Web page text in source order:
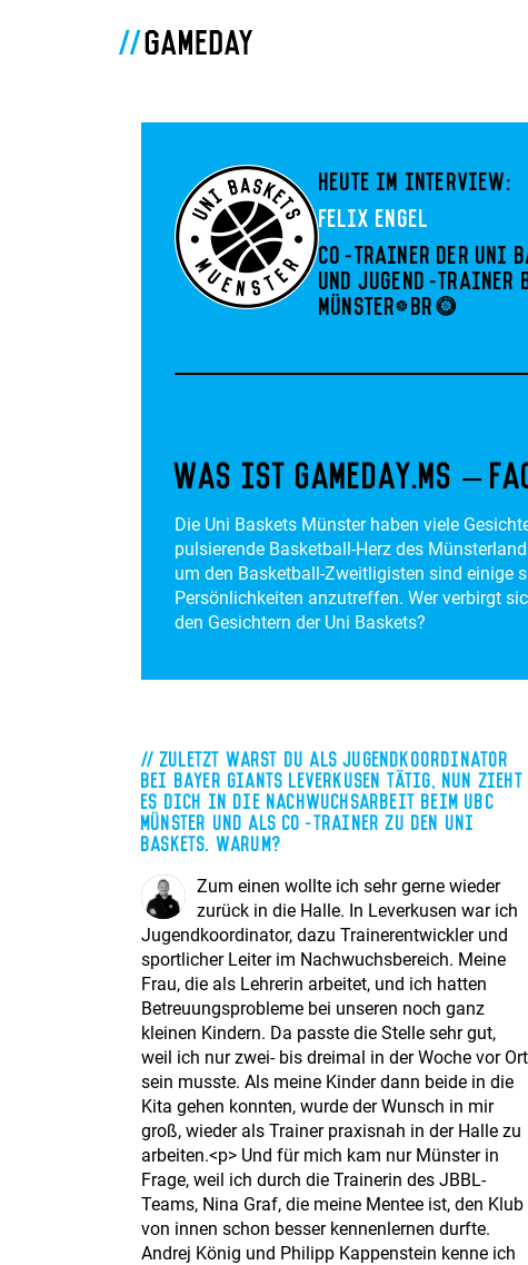
Heute im Interview:
Felix Engel
Co-Trainer der Uni
und Jugend-Trainer
Münster<br>
Was ist gameday.ms –
Die Uni Baskets Münster haben viele
pulsierende Basketball-Herz des
um den Basketball-Zweitligisten sind einige
Persönlichkeiten anzutreffen. Wer verbirgt
den Gesichtern der Uni Baskets?
Zuletzt warst du als Jugendkoordinator
bei Bayer Giants Leverkusen tätig, nun zieht
es dich in die Nachwuchsarbeit beim UBC
Münster und als Co-Trainer zu den Uni
Baskets. Warum?
Zum einen wollte ich sehr gerne wieder
zurück in die Halle. In Leverkusen war ich
Jugendkoordinator, dazu Trainerentwickler und
sportlicher Leiter im Nachwuchsbereich. Meine
Frau, die als Lehrerin arbeitet, und ich hatten
Betreuungsprobleme bei unseren noch ganz
kleinen Kindern. Da passte die Stelle sehr gut,
weil ich nur zwei- bis dreimal in der Woche vor Ort
sein musste. Als meine Kinder dann beide in die
Kita gehen konnten, wurde der Wunsch in mir
groß, wieder als Trainer praxisnah in der Halle zu
arbeiten.<p> Und für mich kam nur Münster in
Frage, weil ich durch die Trainerin des JBBL-
Teams, Nina Graf, die meine Mentee ist, den Klub
von innen schon besser kennenlernen durfte.
Andrej König und Philipp Kappenstein kenne ich